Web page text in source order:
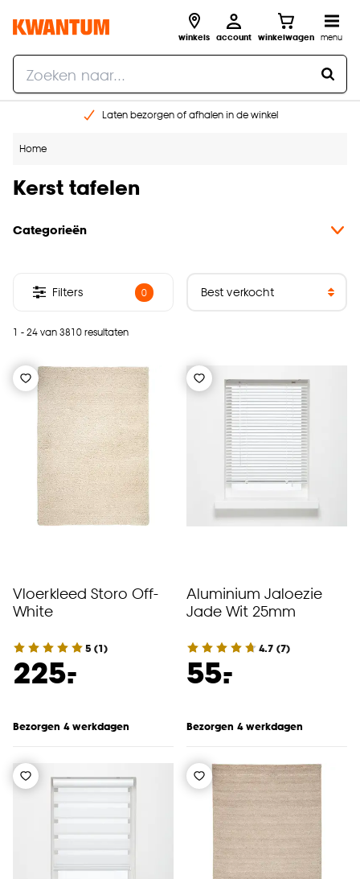
winkels account winkelwagen menu
Laten bezorgen of afhalen in de winkel
Home
Kerst tafelen
Categorieën
1 - 24 van 3810 resultaten
Filters 0
Vloerkleed Storo Off-
White
5 (1)
225.
-
Bezorgen 4 werkdagen
Aluminium Jaloezie
Jade Wit 25mm
4.7 (7)
55.
-
Bezorgen 4 werkdagen